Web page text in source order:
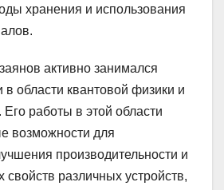
хранения и использования
активно занимался
области квантовой физики и
Его работы в этой области
возможности для
производительности и
различных устройств,